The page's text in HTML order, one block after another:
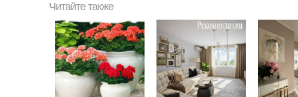
Читайте также